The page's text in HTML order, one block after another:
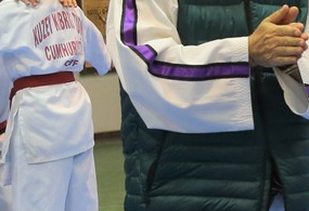
sınavı. (332)